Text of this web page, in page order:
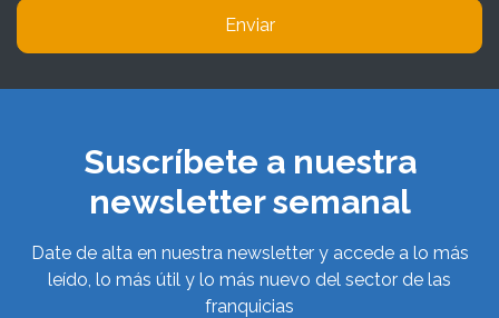
Enviar
Suscríbete a nuestra
newsletter semanal
Date de alta en nuestra newsletter y accede a lo más
leído, lo más útil y lo más nuevo del sector de las
franquicias